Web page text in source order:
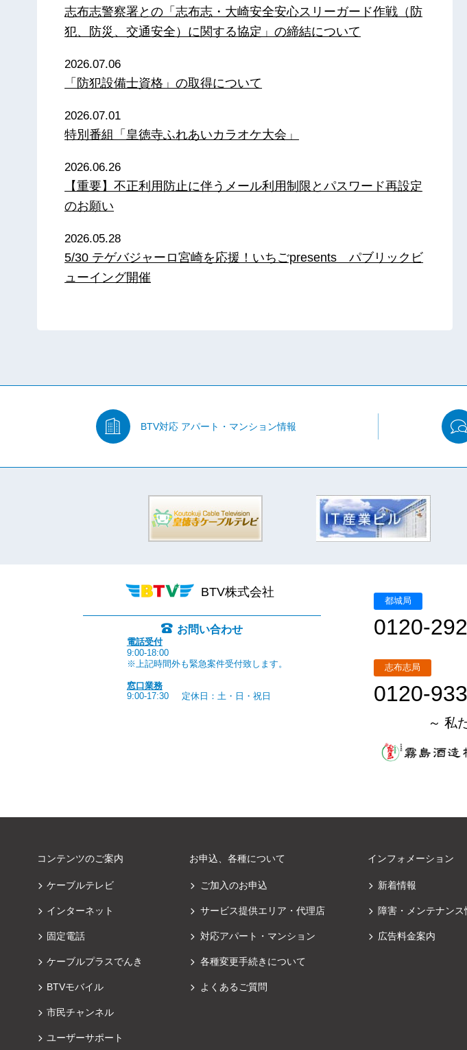
志布志警察署との「志布志・大崎安全安心スリーガード作戦（防
犯、防災、交通安全）に関する協定」の締結について
2026.07.06
「防犯設備士資格」の取得について
2026.07.01
特別番組「皇徳寺ふれあいカラオケ大会」
2026.06.26
【重要】不正利用防止に伴うメール利用制限とパスワード再設定
のお願い
2026.05.28
5/30 テゲバジャーロ宮崎を応援！いちごpresents パブリックビ
ューイング開催
BTV対応 アパート・マンション情報
BTV株式会社
お問い合わせ
電話受付
9:00-18:00
※上記時間外も緊急案件受付致します。
窓口業務
9:00-17:30
定休日：土・日・祝日
都城局
0120-
志布志局
0120-
～ 私
コンテンツのご案内
ケーブルテレビ
インターネット
固定電話
ケーブルプラスでんき
BTVモバイル
市民チャンネル
ユーザーサポート
お申込、各種について
ご加入のお申込
サービス提供エリア・代理店
対応アパート・マンション
各種変更手続きについて
よくあるご質問
インフォメーション
新着情報
障害・メンテナンス
広告料金案内